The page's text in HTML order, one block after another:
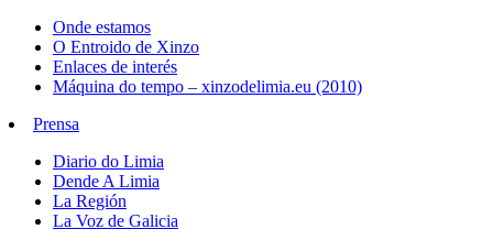
Onde estamos
O Entroido de Xinzo
Enlaces de interés
Máquina do tempo – xinzodelimia.eu (2010)
Prensa
Diario do Limia
Dende A Limia
La Región
La Voz de Galicia